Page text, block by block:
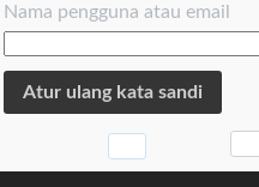
Nama pengguna atau email